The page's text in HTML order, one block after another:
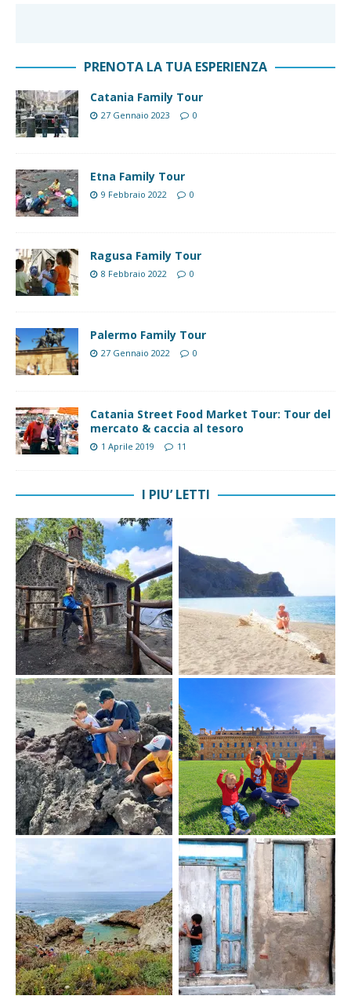
PRENOTA LA TUA ESPERIENZA
Catania Family Tour
27 Gennaio 2023 0
Etna Family Tour
9 Febbraio 2022 0
Ragusa Family Tour
8 Febbraio 2022 0
Palermo Family Tour
27 Gennaio 2022 0
Catania Street Food Market Tour: Tour del
mercato & caccia al tesoro
1 Aprile 2019 11
I PIU’ LETTI